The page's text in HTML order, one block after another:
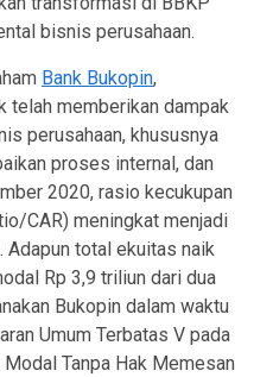
bisnis perusahaan.
Bank Bukopin,
telah memberikan dampak
perusahaan, khususnya
proses internal, dan
2020, rasio kecukupan
CAR) meningkat menjadi
Adapun total ekuitas naik
Rp 3,9 triliun dari dua
Bukopin dalam waktu
Umum Terbatas V pada
Tanpa Hak Memesan